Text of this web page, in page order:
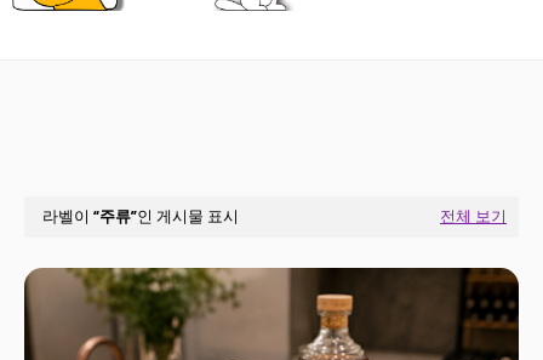
라벨이 주류 인 게시물 표시 전체 보기